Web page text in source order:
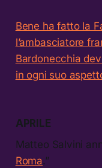
Bene ha fatto la
l’ambasciatore
Bardonecchia
in ogni suo
APRILE
Matteo Salvini
Roma.”